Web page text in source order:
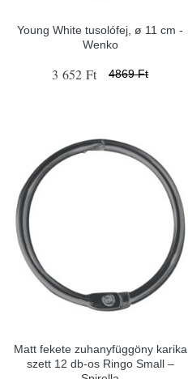
Young White tusolófej, ø 11 cm -
Wenko
3 652 Ft 4869 Ft
Matt fekete zuhanyfüggöny karika
szett 12 db-os Ringo Small –